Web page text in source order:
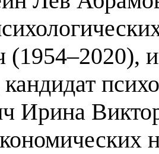
кандидат
Ирина